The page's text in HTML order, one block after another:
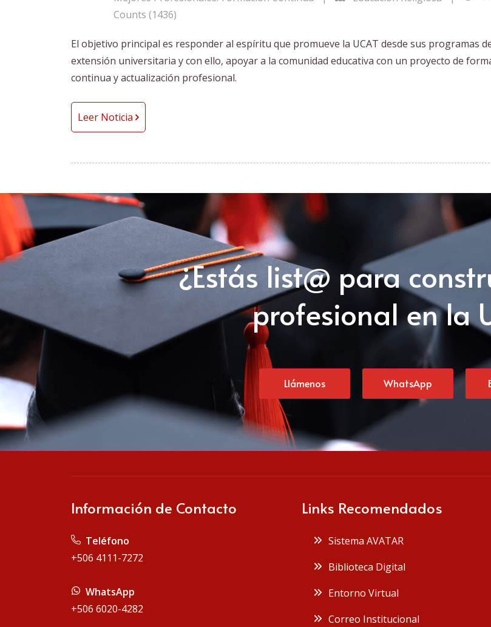
Counts (1436)
El objetivo principal es responder al espíritu que promueve la UCAT desde sus programas
extensión universitaria y con ello, apoyar a la comunidad educativa con un proyecto de
continua y actualización profesional.
Leer Noticia
¿Estás list@ para
profesional en la
Llámenos WhatsApp
Información de Contacto
Teléfono
+506 4111-7272
WhatsApp
+506 6020-4282
Links Recomendados
Sistema AVATAR
Biblioteca Digital
Entorno Virtual
Correo Institucional